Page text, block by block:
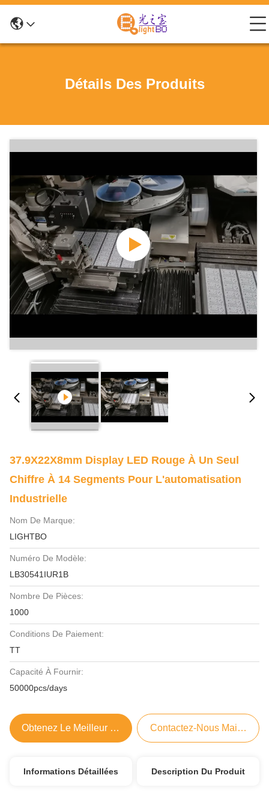
Détails Des Produits
37.9X22X8mm Display LED Rouge À Un Seul
Chiffre À 14 Segments Pour L'automatisation
Industrielle
Nom De Marque:
LIGHTBO
Numéro De Modèle:
LB30541IUR1B
Nombre De Pièces:
1000
Conditions De Paiement:
TT
Capacité À Fournir:
50000pcs/days
Obtenez Le Meilleur Prix Contactez-Nous Maintenant
Informations Détaillées Description Du Produit